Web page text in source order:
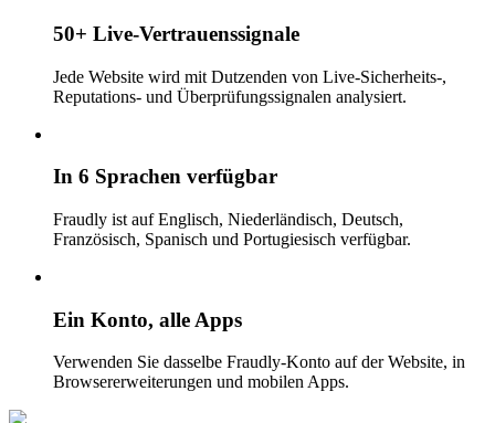
50+ Live-Vertrauenssignale
Jede Website wird mit Dutzenden von Live-Sicherheits-,
Reputations- und Überprüfungssignalen analysiert.
In 6 Sprachen verfügbar
Fraudly ist auf Englisch, Niederländisch, Deutsch,
Französisch, Spanisch und Portugiesisch verfügbar.
Ein Konto, alle Apps
Verwenden Sie dasselbe Fraudly-Konto auf der Website, in
Browsererweiterungen und mobilen Apps.